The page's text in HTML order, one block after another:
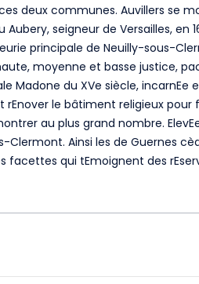
deux communes. Auvillers se
Aubery, seigneur de Versailles,
principale de Neuilly-sous-
moyenne et basse justice,
Madone du XVe siècle,
rEnover le bâtiment religieux
au plus grand nombre.
Clermont. Ainsi les de Guernes
facettes qui tEmoignent des